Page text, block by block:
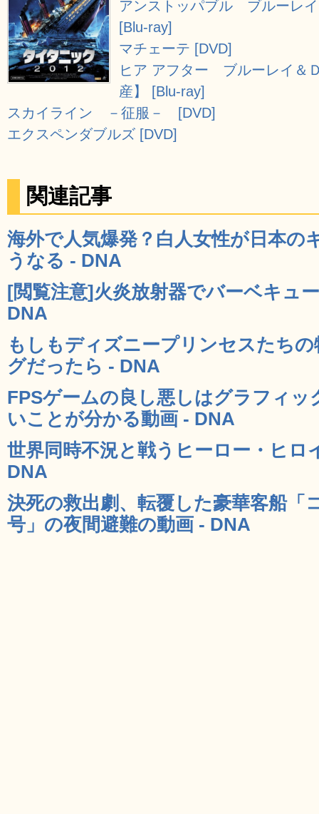
アンストッパブル ブルーレ
[Blu-ray]
マチェーテ [DVD]
ヒア アフター ブルーレイ＆
産】 [Blu-ray]
スカイライン －征服－ [DVD]
エクスペンダブルズ [DVD]
関連記事
海外で人気爆発？白人女性が日本の
うなる - DNA
[閲覧注意]火炎放射器でバーベキュ
DNA
もしもディズニープリンセスたち
グだったら - DNA
FPSゲームの良し悪しはグラフィ
いことが分かる動画 - DNA
世界同時不況と戦うヒーロー・ヒロ
DNA
決死の救出劇、転覆した豪華客船「
号」の夜間避難の動画 - DNA